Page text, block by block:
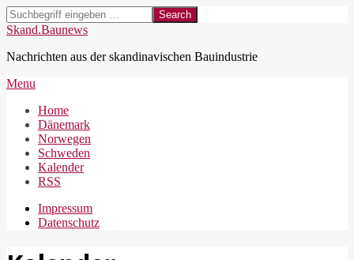
Skip
to
Search
Skand.Baunews
Nachrichten aus der skandinavischen Bauindustrie
Secondary
Menu
Menu
Home
Dänemark
Norwegen
Schweden
Kalender
RSS
Impressum
Datenschutz